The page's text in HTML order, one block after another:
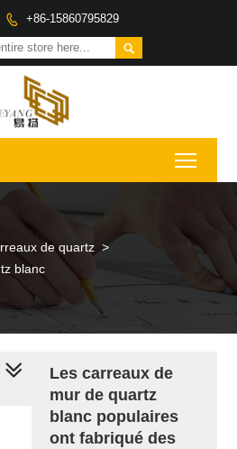
 +86-15860795829

de quartz >
blanc
Les carreaux de
mur de quartz
blanc populaires
ont fabriqué des